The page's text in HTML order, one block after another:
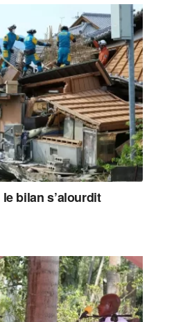
bilan s’alourdit